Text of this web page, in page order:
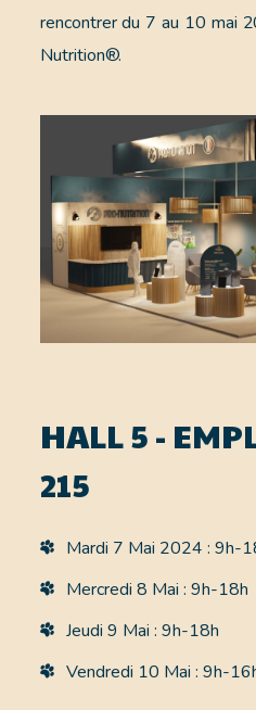
rencontrer du 7 au 10 mai
Nutrition®.
HALL 5 -
215
Mardi 7 Mai 2024 : 9h-
Mercredi 8 Mai : 9h-18h
Jeudi 9 Mai : 9h-18h
Vendredi 10 Mai : 9h-